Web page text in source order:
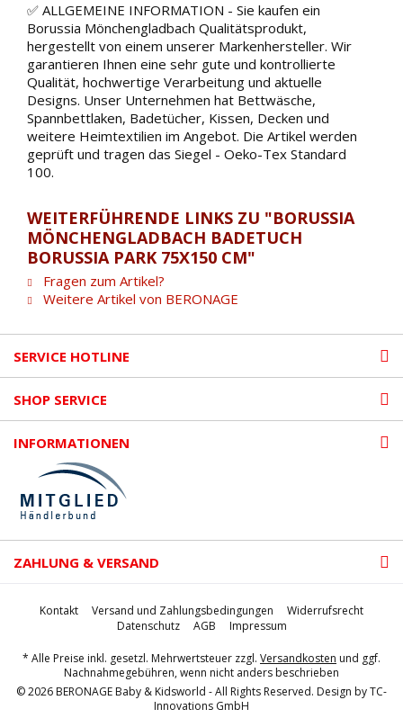
✅ ALLGEMEINE INFORMATION - Sie kaufen ein
Borussia Mönchengladbach Qualitätsprodukt,
hergestellt von einem unserer Markenhersteller. Wir
garantieren Ihnen eine sehr gute und kontrollierte
Qualität, hochwertige Verarbeitung und aktuelle
Designs. Unser Unternehmen hat Bettwäsche,
Spannbettlaken, Badetücher, Kissen, Decken und
weitere Heimtextilien im Angebot. Die Artikel werden
geprüft und tragen das Siegel - Oeko-Tex Standard
100.
WEITERFÜHRENDE LINKS ZU "BORUSSIA
MÖNCHENGLADBACH BADETUCH
BORUSSIA PARK 75X150 CM"
Fragen zum Artikel?
Weitere Artikel von BERONAGE
SERVICE HOTLINE
SHOP SERVICE
INFORMATIONEN
ZAHLUNG & VERSAND
Kontakt Versand und Zahlungsbedingungen
Widerrufsrecht
Datenschutz
AGB Impressum
* Alle Preise inkl. gesetzl. Mehrwertsteuer zzgl. Versandkosten und ggf.
Nachnahmegebühren, wenn nicht anders beschrieben
© 2026 BERONAGE Baby & Kidsworld - All Rights Reserved. Design byTC-
Innovations GmbH